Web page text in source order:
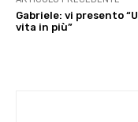
Gabriele: vi presento
vita in più”